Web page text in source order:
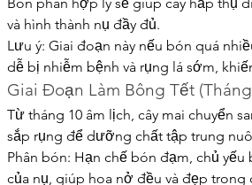
và hình thành nụ đầy đủ.
Lưu ý: Giai đoạn này nếu bón quá
dễ bị nhiễm bệnh và rụng lá sớm,
Giai Đoạn Làm Bông Tết
Từ tháng 10 âm lịch, cây mai chuyển
sắp rụng để dưỡng chất tập trung
Phân bón: Hạn chế bón đạm, chủ
của nụ, giúp hoa nở đều và đẹp trong